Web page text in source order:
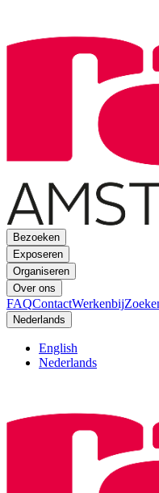
Bezoeken
Exposeren
Organiseren
Over ons
FAQContactWerkenbij
Nederlands
English
Nederlands